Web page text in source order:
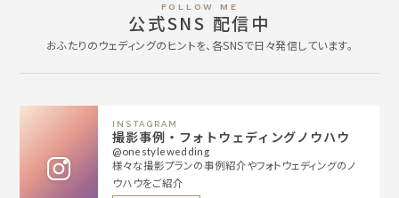
FOLLOW ME
公式SNS 配信中
おふたりのウェディングのヒントを、各SNSで日々発信しています。
INSTAGRAM
撮影事例・フォトウェディングノウハウ
@onestylewedding
様々な撮影プランの事例紹介やフォトウェディングのノ
ウハウをご紹介